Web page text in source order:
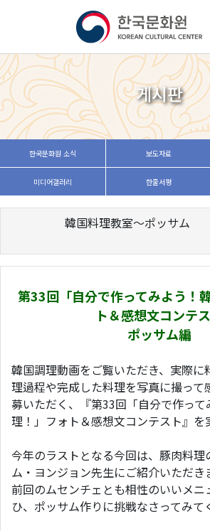
게시판
한국문화원 소식 보도자료
미디어갤러리 한줄서평
韓国料理教室～ポッサム
第33回「自分で作ってみよう！
ト＆感想文コンテ
ポッサム編
韓国調理動画をご覧いただき、実際に
理過程や完成した料理を写真に撮って
募いただく、『第33回「自分で作っ
理！」フォト＆感想文コンテスト』を
今年のラストとなる今回は、豚肉料理
ム・ヨンジョン先生にご紹介いただき
前回のムセンチェとも相性のいいメニ
ひ、ポッサム作りに挑戦なさってみて